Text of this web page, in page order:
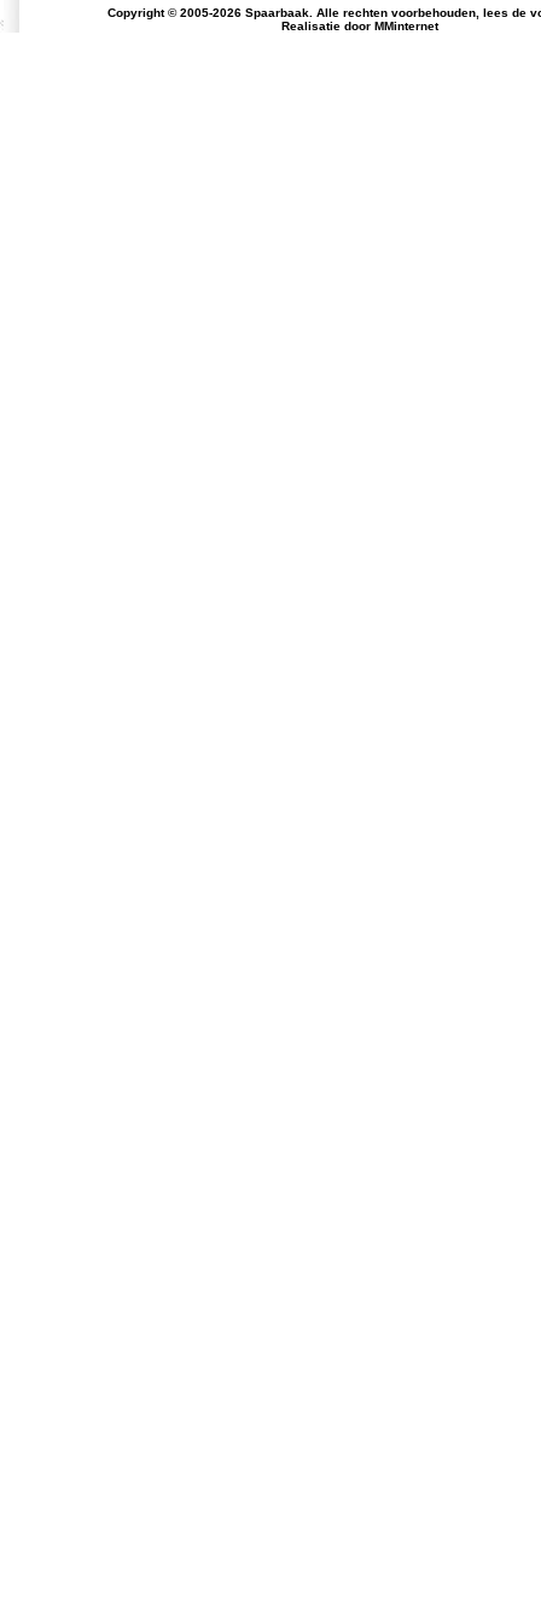
Copyright © 2005-2026 Spaarbaak. Alle rechten voorbehouden, lees de
Realisatie door MMinternet